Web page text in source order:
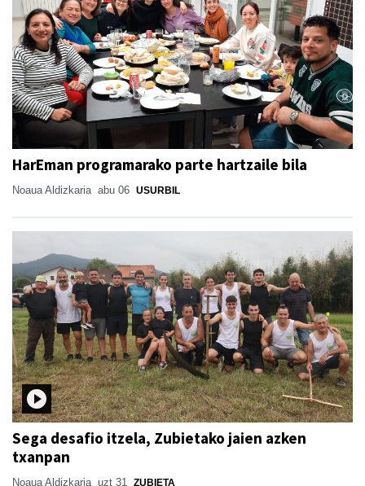
HarEman programarako parte hartzaile bila
Noaua Aldizkaria abu 06 USURBIL
Sega desafio itzela, Zubietako jaien azken
txanpan
Noaua Aldizkaria uzt 31 ZUBIETA